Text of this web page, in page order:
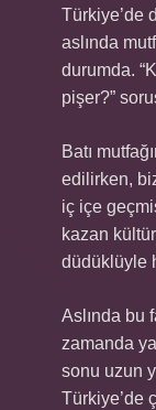
Türkiye’de
aslında
durumda.
pişer?”
Batı
edilirken,
iç içe
kazan
düdüklüyle
Aslında bu
zamanda
sonu uzun
Türkiye’de